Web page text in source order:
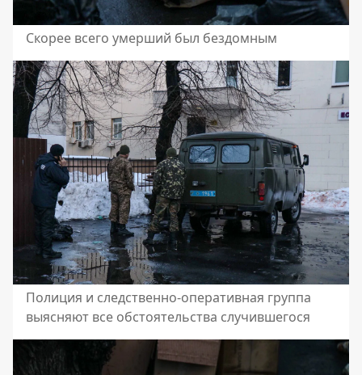
Скорее всего умерший был бездомным
Полиция и следственно-оперативная группа
выясняют все обстоятельства случившегося